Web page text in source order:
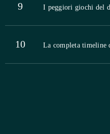
9 I peggiori giochi del
10 La completa timeline